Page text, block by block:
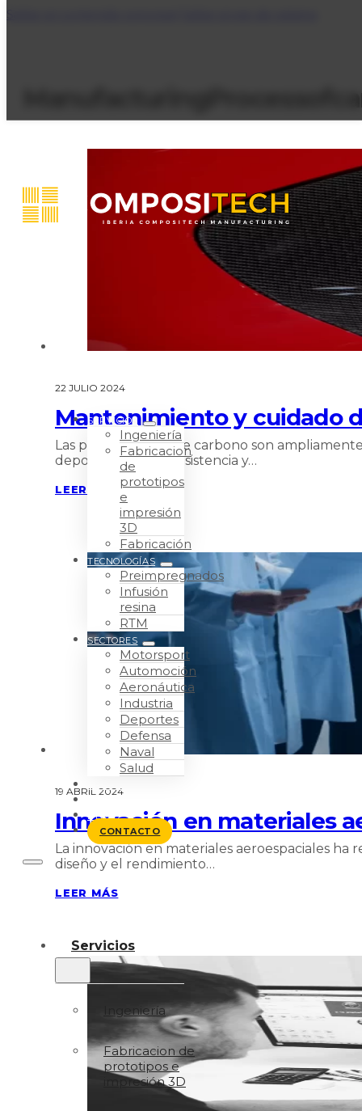
SERVICIOS
Ingeniería
Fabricacion
de
prototipos
e
impresión
3D
Fabricación
TECNOLOGÍAS
Preimpregnados
Infusión
resina
RTM
SECTORES
Motorsport
Automoción
Aeronáutica
Industria
Deportes
Defensa
Naval
Salud
BLOG
CONTACTO
Servicios
Ingeniería
Fabricacion de
prototipos e
impresión 3D
22 JULIO 2024
Mantenimiento y cuidado
Las piezas de fibra de carbono son
deportiva. Su alta resistencia y…
LEER MÁS
19 ABRIL 2024
Innovación en materiales
La innovación en materiales aeroespaciales ha
diseño y el rendimiento…
LEER MÁS